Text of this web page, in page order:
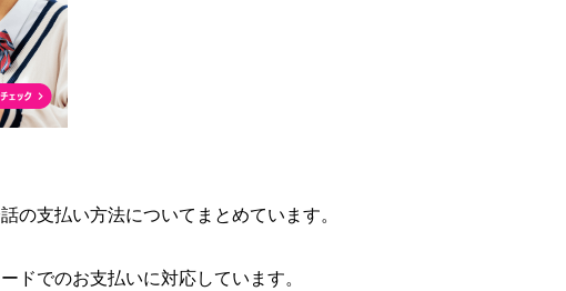
の支払い方法についてまとめています。
ドでのお支払いに対応しています。